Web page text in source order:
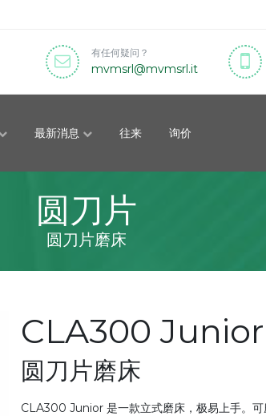
有任何疑问？
mvmsrl mvmsrl it
最新消息 往来 询价
圆刀片
圆刀片磨床
CLA300 Junior
圆刀片磨床
CLA300 Junior 是一款立式磨床，极易上手。